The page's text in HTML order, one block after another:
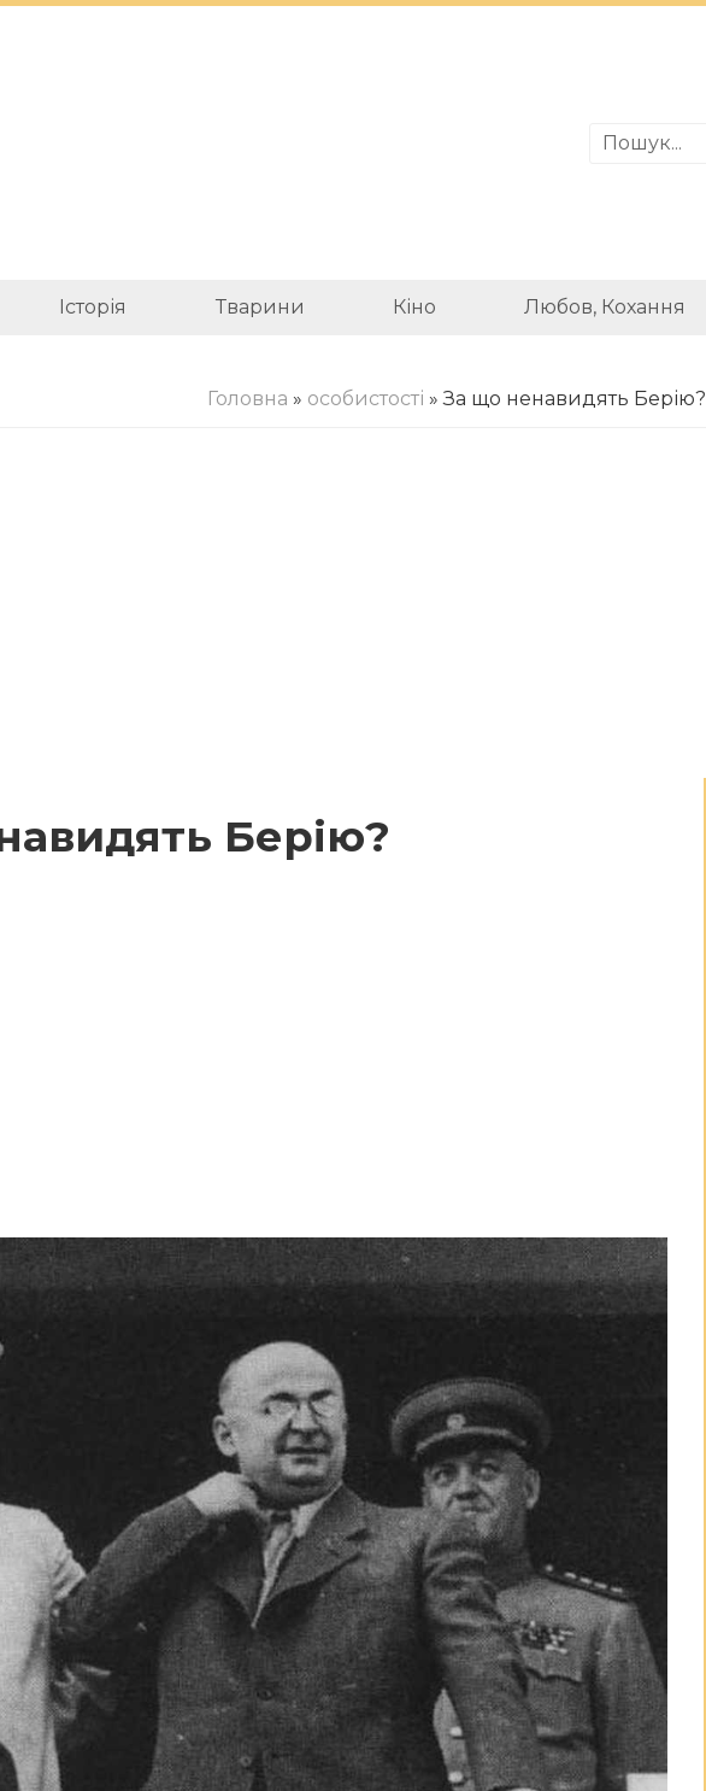
Історія Тварини Кіно Любов, Кохання
Головна » особистості » За що ненавидять Берію?
Берію?